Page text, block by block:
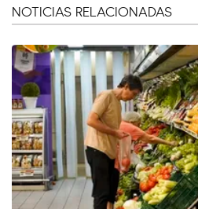
NOTICIAS RELACIONADAS